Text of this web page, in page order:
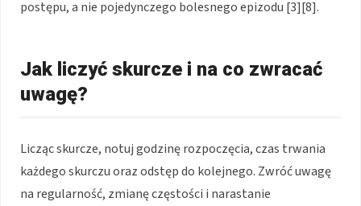
postępu, a nie pojedynczego bolesnego epizodu [3][8].
Jak liczyć skurcze i na co zwracać
uwagę?
Licząc skurcze, notuj godzinę rozpoczęcia, czas trwania
każdego skurczu oraz odstęp do kolejnego. Zwróć uwagę
na regularność, zmianę częstości i narastanie